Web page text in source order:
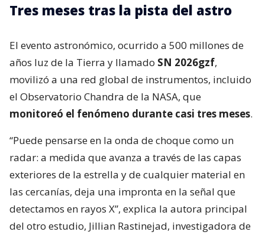
Tres meses tras la pista del astro
El evento astronómico, ocurrido a 500 millones de
años luz de la Tierra y llamado SN 2026gzf,
movilizó a una red global de instrumentos, incluido
el Observatorio Chandra de la NASA, que
monitoreó el fenómeno durante casi tres meses.
“Puede pensarse en la onda de choque como un
radar: a medida que avanza a través de las capas
exteriores de la estrella y de cualquier material en
las cercanías, deja una impronta en la señal que
detectamos en rayos X”, explica la autora principal
del otro estudio, Jillian Rastinejad, investigadora de